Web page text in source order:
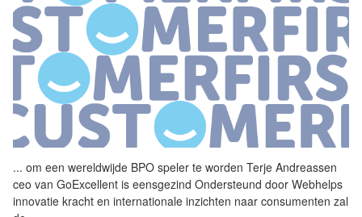
... om een wereldwijde BPO speler te worden Terje Andreassen
ceo van GoExcellent is eensgezind Ondersteund door Webhelps
innovatie kracht en internationale inzichten naar consumenten zal